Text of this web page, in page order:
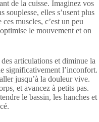
de la cuisse. Imaginez vos
souplesse, elles s’usent plus
muscles, c’est un peu
le mouvement et on
articulations et diminue la
significativement l’inconfort.
jusqu’à la douleur vive.
et avancez à petits pas.
le bassin, les hanches et